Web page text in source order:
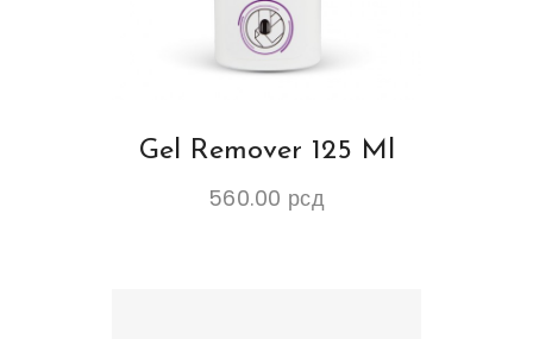
Gel Remover 125 Ml
560.00 рсд